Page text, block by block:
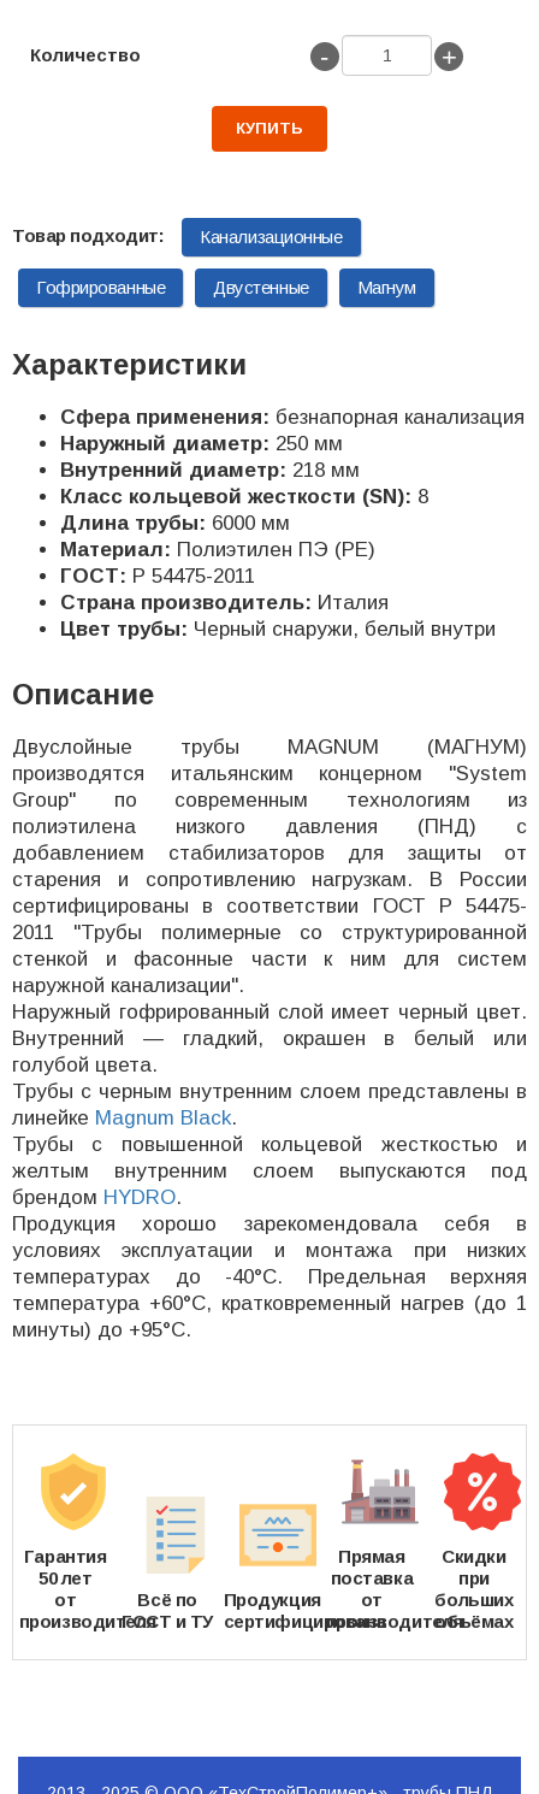
Количество - +
КУПИТЬ
Канализационные
Гофрированные Двустенные Магнум
Характеристики
Сфера применения: безнапорная канализация
Наружный диаметр: 250 мм
Внутренний диаметр: 218 мм
Класс кольцевой жесткости (SN): 8
Длина трубы: 6000 мм
Материал: Полиэтилен ПЭ (PE)
ГОСТ: Р 54475-2011
Страна производитель: Италия
Цвет трубы: Черный снаружи, белый внутри
Описание
Двуслойные трубы MAGNUM (МАГНУМ)
производятся итальянским концерном "System
Group" по современным технологиям из
полиэтилена низкого давления (ПНД) с
добавлением стабилизаторов для защиты от
старения и сопротивлению нагрузкам. В России
сертифицированы в соответствии ГОСТ Р 54475-
2011 "Трубы полимерные со структурированной
стенкой и фасонные части к ним для систем
наружной канализации".
Наружный гофрированный слой имеет черный цвет.
Внутренний — гладкий, окрашен в белый или
голубой цвета.
Трубы с черным внутренним слоем представлены в
линейке Magnum Black.
Трубы с повышенной кольцевой жесткостью и
желтым внутренним слоем выпускаются под
брендом HYDRO.
Продукция хорошо зарекомендовала себя в
условиях эксплуатации и монтажа при низких
температурах до -40°C. Предельная верхняя
температура +60°C, кратковременный нагрев (до 1
минуты) до +95°C.
Гарантия
50 лет
от
производителя
Всё по
ГОСТ и ТУ
Продукция
сертифицирована
Прямая
поставка
от
производителя
Скидки
при
больших
объёмах